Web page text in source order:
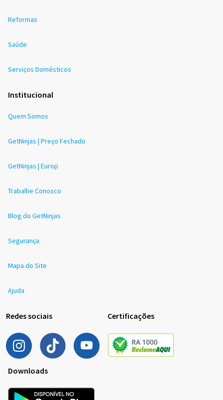
Reformas
Saúde
Serviços Domésticos
Institucional
Quem Somos
GetNinjas | Preço Fechado
GetNinjas | Europ
Trabalhe Conosco
Blog do GetNinjas
Segurança
Mapa do Site
Ajuda
Redes sociais Certificações
Downloads